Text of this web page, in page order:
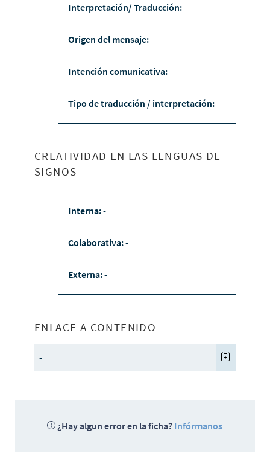
Interpretación/ Traducción:-
Origen del mensaje:-
Intención comunicativa:-
Tipo de traducción / interpretación:-
CREATIVIDAD EN LAS LENGUAS DE
SIGNOS
Interna:-
Colaborativa:-
Externa:-
ENLACE A CONTENIDO
-
¿Hay algun error en la ficha? Infórmanos